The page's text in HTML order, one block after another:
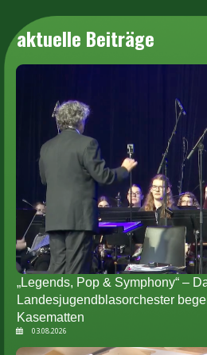
aktuelle Beiträge
„Legends, Pop & Symphony“ –
Landesjugendblasorchester
Kasematten
03.08.2026